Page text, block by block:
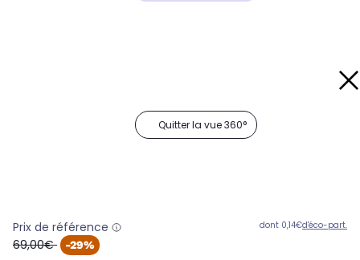
Quitter la vue 360°
Prix de référence
oldPrice
69,00€ -29%
dont 0,14€d'éco-part.